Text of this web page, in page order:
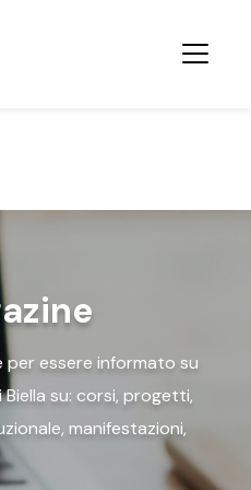
per essere informato su
su: corsi, progetti,
manifestazioni,